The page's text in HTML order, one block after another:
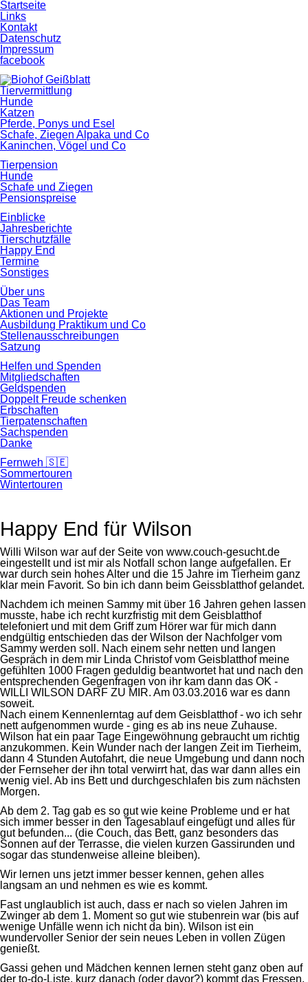
Startseite
Links
Kontakt
Datenschutz
Impressum
facebook
Tiervermittlung
Hunde
Katzen
Pferde, Ponys und Esel
Schafe, Ziegen Alpaka und Co
Kaninchen, Vögel und Co
Tierpension
Hunde
Schafe und Ziegen
Pensionspreise
Einblicke
Jahresberichte
Tierschutzfälle
Happy End
Termine
Sonstiges
Über uns
Das Team
Aktionen und Projekte
Ausbildung Praktikum und Co
Stellenausschreibungen
Satzung
Helfen und Spenden
Mitgliedschaften
Geldspenden
Doppelt Freude schenken
Erbschaften
Tierpatenschaften
Sachspenden
Danke
Fernweh 🇸🇪
Sommertouren
Wintertouren
Happy End für Wilson
Willi Wilson war auf der Seite von www.couch-gesucht.de
eingestellt und ist mir als Notfall schon lange aufgefallen. Er
war durch sein hohes Alter und die 15 Jahre im Tierheim ganz
klar mein Favorit. So bin ich dann beim Geissblatthof gelandet.
Nachdem ich meinen Sammy mit über 16 Jahren gehen lassen
musste, habe ich recht kurzfristig mit dem Geisblatthof
telefoniert und mit dem Griff zum Hörer war für mich dann
endgültig entschieden das der Wilson der Nachfolger vom
Sammy werden soll. Nach einem sehr netten und langen
Gespräch in dem mir Linda Christof vom Geisblatthof meine
gefühlten 1000 Fragen geduldig beantwortet hat und nach den
entsprechenden Gegenfragen von ihr kam dann das OK -
WILLI WILSON DARF ZU MIR. Am 03.03.2016 war es dann
soweit.
Nach einem Kennenlerntag auf dem Geisblatthof - wo ich sehr
nett aufgenommen wurde - ging es ab ins neue Zuhause.
Wilson hat ein paar Tage Eingewöhnung gebraucht um richtig
anzukommen. Kein Wunder nach der langen Zeit im Tierheim,
dann 4 Stunden Autofahrt, die neue Umgebung und dann noch
der Fernseher der ihn total verwirrt hat, das war dann alles ein
wenig viel. Ab ins Bett und durchgeschlafen bis zum nächsten
Morgen.
Ab dem 2. Tag gab es so gut wie keine Probleme und er hat
sich immer besser in den Tagesablauf eingefügt und alles für
gut befunden... (die Couch, das Bett, ganz besonders das
Sonnen auf der Terrasse, die vielen kurzen Gassirunden und
sogar das stundenweise alleine bleiben).
Wir lernen uns jetzt immer besser kennen, gehen alles
langsam an und nehmen es wie es kommt.
Fast unglaublich ist auch, dass er nach so vielen Jahren im
Zwinger ab dem 1. Moment so gut wie stubenrein war (bis auf
wenige Unfälle wenn ich nicht da bin). Wilson ist ein
wundervoller Senior der sein neues Leben in vollen Zügen
genießt.
Gassi gehen und Mädchen kennen lernen steht ganz oben auf
der to-do-Liste, kurz danach (oder davor?) kommt das Fressen,